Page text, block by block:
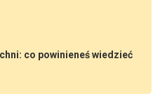
co powinieneś wiedzieć